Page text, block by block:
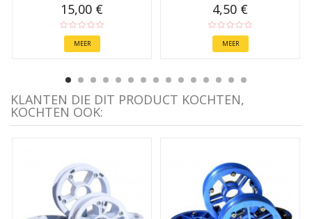
15,00 €
MEER
4,50 €
MEER
KLANTEN DIE DIT PRODUCT KOCHTEN,
KOCHTEN OOK: